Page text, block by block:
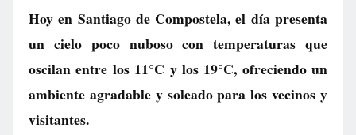
Hoy en Santiago de Compostela, el día presenta
un cielo poco nuboso con temperaturas que
oscilan entre los 11°C y los 19°C, ofreciendo un
ambiente agradable y soleado para los vecinos y
visitantes.